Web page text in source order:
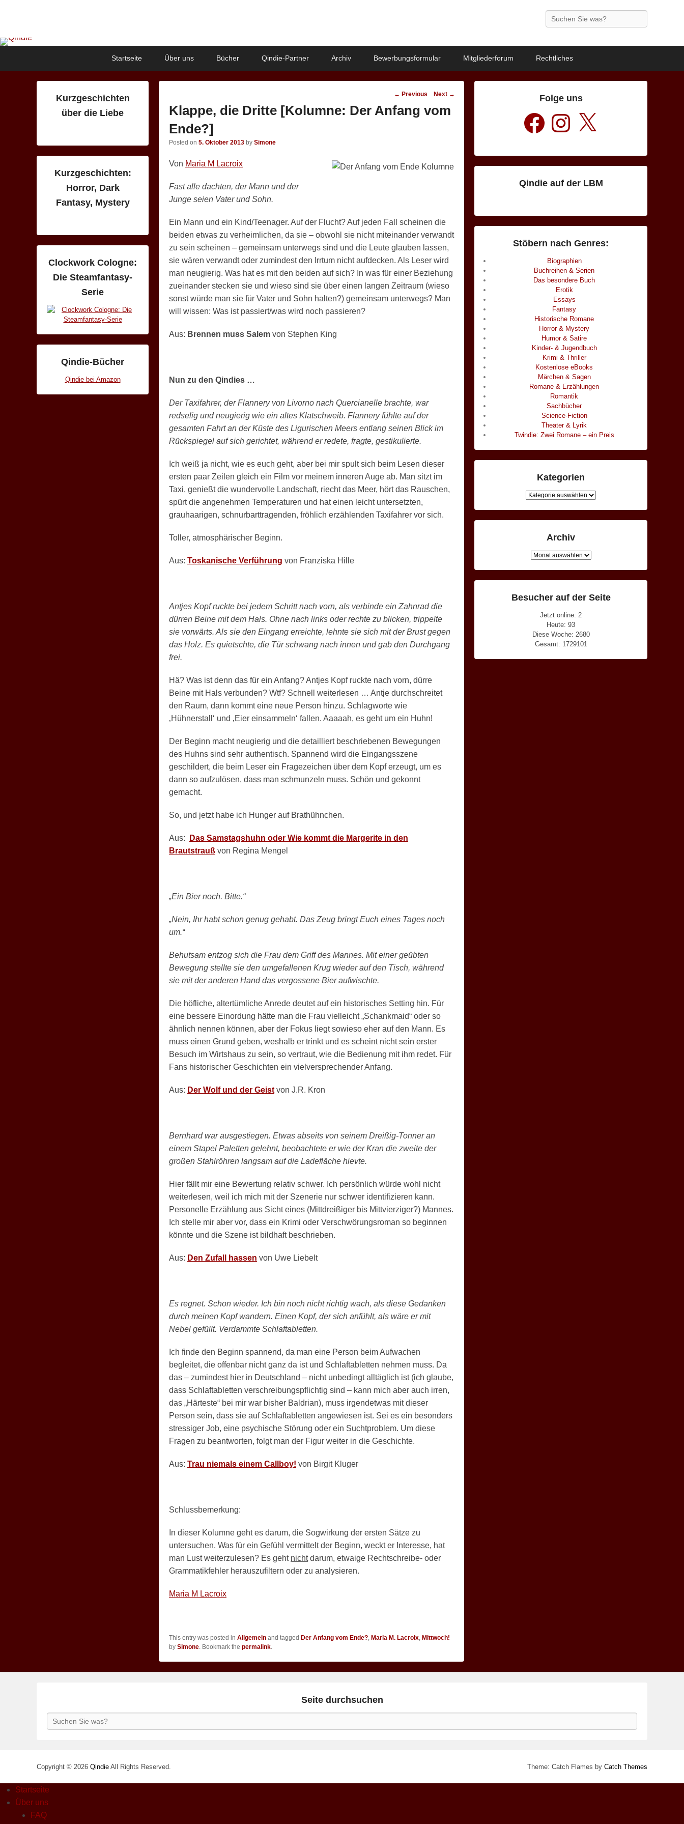
Search
Startseite Über uns Bücher Qindie-Partner Archiv Bewerbungsformular Mitgliederforum Rechtliches
Post
navigation
← Previous Next →
Klappe, die Dritte [Kolumne: Der Anfang vom
Ende?]
Posted on 5. Oktober 2013 by Simone
Von Maria M Lacroix
Fast alle dachten, der Mann und der
Junge seien Vater und Sohn.
Ein Mann und ein Kind/Teenager. Auf der Flucht? Auf jeden Fall scheinen die
beiden etwas zu verheimlichen, da sie – obwohl sie nicht miteinander verwandt
zu sein scheinen – gemeinsam unterwegs sind und die Leute glauben lassen,
sie wären verwandt oder zumindest den Irrtum nicht aufdecken. Als Leser wird
man neugierig. Was hat es mit den beiden auf sich? In was für einer Beziehung
zueinander stecken sie und wieso sind sie über einen langen Zeitraum (wieso
sonst würde man sie für Vater und Sohn halten?) gemeinsam unterwegs? Man
will wissen: Was ist passiert/was wird noch passieren?
Aus: Brennen muss Salem von Stephen King
Nun zu den Qindies …
Der Taxifahrer, der Flannery von Livorno nach Quercianelle brachte, war
redselig und neugierig wie ein altes Klatschweib. Flannery fühlte auf der
gesamten Fahrt an der Küste des Ligurischen Meers entlang seinen Blick im
Rückspiegel auf sich gerichtet, während er redete, fragte, gestikulierte.
Ich weiß ja nicht, wie es euch geht, aber bei mir spult sich beim Lesen dieser
ersten paar Zeilen gleich ein Film vor meinem inneren Auge ab. Man sitzt im
Taxi, genießt die wundervolle Landschaft, riecht das Meer, hört das Rauschen,
spürt die angenehmen Temperaturen und hat einen leicht untersetzten,
grauhaarigen, schnurbarttragenden, fröhlich erzählenden Taxifahrer vor sich.
Toller, atmosphärischer Beginn.
Aus: Toskanische Verführung von Franziska Hille
Antjes Kopf ruckte bei jedem Schritt nach vorn, als verbinde ein Zahnrad die
dürren Beine mit dem Hals. Ohne nach links oder rechte zu blicken, trippelte
sie vorwärts. Als sie den Eingang erreichte, lehnte sie sich mit der Brust gegen
das Holz. Es quietschte, die Tür schwang nach innen und gab den Durchgang
frei.
Hä? Was ist denn das für ein Anfang? Antjes Kopf ruckte nach vorn, dürre
Beine mit Hals verbunden? Wtf? Schnell weiterlesen … Antje durchschreitet
den Raum, dann kommt eine neue Person hinzu. Schlagworte wie
‚Hühnerstall‘ und ‚Eier einsammeln‘ fallen. Aaaaah, es geht um ein Huhn!
Der Beginn macht neugierig und die detailliert beschriebenen Bewegungen
des Huhns sind sehr authentisch. Spannend wird die Eingangsszene
geschildert, die beim Leser ein Fragezeichen über dem Kopf erzeugt, um es
dann so aufzulösen, dass man schmunzeln muss. Schön und gekonnt
gemacht.
So, und jetzt habe ich Hunger auf Brathühnchen.
Aus:
Das Samstagshuhn oder Wie kommt die Margerite in den
Brautstrauß von Regina Mengel
„Ein Bier noch. Bitte.“
„Nein, Ihr habt schon genug gehabt. Das Zeug bringt Euch eines Tages noch
um.“
Behutsam entzog sich die Frau dem Griff des Mannes. Mit einer geübten
Bewegung stellte sie den umgefallenen Krug wieder auf den Tisch, während
sie mit der anderen Hand das vergossene Bier aufwischte.
Die höfliche, altertümliche Anrede deutet auf ein historisches Setting hin. Für
eine bessere Einordung hätte man die Frau vielleicht „Schankmaid“ oder so
ähnlich nennen können, aber der Fokus liegt sowieso eher auf den Mann. Es
muss einen Grund geben, weshalb er trinkt und es scheint nicht sein erster
Besuch im Wirtshaus zu sein, so vertraut, wie die Bedienung mit ihm redet. Für
Fans historischer Geschichten ein vielversprechender Anfang.
Aus: Der Wolf und der Geist von J.R. Kron
Bernhard war ausgestiegen. Etwas abseits von seinem Dreißig-Tonner an
einem Stapel Paletten gelehnt, beobachtete er wie der Kran die zweite der
großen Stahlröhren langsam auf die Ladefläche hievte.
Hier fällt mir eine Bewertung relativ schwer. Ich persönlich würde wohl nicht
weiterlesen, weil ich mich mit der Szenerie nur schwer identifizieren kann.
Personelle Erzählung aus Sicht eines (Mittdreißiger bis Mittvierziger?) Mannes.
Ich stelle mir aber vor, dass ein Krimi oder Verschwörungsroman so beginnen
könnte und die Szene ist bildhaft beschrieben.
Aus: Den Zufall hassen von Uwe Liebelt
Es regnet. Schon wieder. Ich bin noch nicht richtig wach, als diese Gedanken
durch meinen Kopf wandern. Einen Kopf, der sich anfühlt, als wäre er mit
Nebel gefüllt. Verdammte Schlaftabletten.
Ich finde den Beginn spannend, da man eine Person beim Aufwachen
begleitet, die offenbar nicht ganz da ist und Schlaftabletten nehmen muss. Da
das – zumindest hier in Deutschland – nicht unbedingt alltäglich ist (ich glaube,
dass Schlaftabletten verschreibungspflichtig sind – kann mich aber auch irren,
das „Härteste“ bei mir war bisher Baldrian), muss irgendetwas mit dieser
Person sein, dass sie auf Schlaftabletten angewiesen ist. Sei es ein besonders
stressiger Job, eine psychische Störung oder ein Suchtproblem. Um diese
Fragen zu beantworten, folgt man der Figur weiter in die Geschichte.
Aus: Trau niemals einem Callboy! von Birgit Kluger
Schlussbemerkung:
In dieser Kolumne geht es darum, die Sogwirkung der ersten Sätze zu
untersuchen. Was für ein Gefühl vermittelt der Beginn, weckt er Interesse, hat
man Lust weiterzulesen? Es geht nichtdarum, etwaige Rechtschreibe- oder
Grammatikfehler herauszufiltern oder zu analysieren.
Maria M Lacroix
This entry was posted in Allgemein and tagged Der Anfang vom Ende? Maria M. Lacroix Mittwoch!
by Simone . Bookmark the permalink
Folge uns
Facebook Instagram
Qindie auf der LBM
Stöbern nach Genres:
Biographien
Buchreihen & Serien
Das besondere Buch
Erotik
Essays
Fantasy
Historische Romane
Horror & Mystery
Humor & Satire
Kinder- & Jugendbuch
Krimi & Thriller
Kostenlose eBooks
Märchen & Sagen
Romane & Erzählungen
Romantik
Sachbücher
Science-Fiction
Theater & Lyrik
Twindie: Zwei Romane – ein Preis
Kategorien
Kategorien
Archiv
Archiv
Besucher auf der Seite
Jetzt online: 2
Heute: 93
Diese Woche: 2680
Gesamt: 1729101
Kurzgeschichten
über die Liebe
Kurzgeschichten:
Horror, Dark
Fantasy, Mystery
Clockwork Cologne:
Die Steamfantasy-
Serie
Qindie-Bücher
Qindie bei Amazon
Seite durchsuchen
Search
Copyright © 2026 Qindie All Rights Reserved. Theme: Catch Flames by Catch Themes
Startseite
Über uns
FAQ